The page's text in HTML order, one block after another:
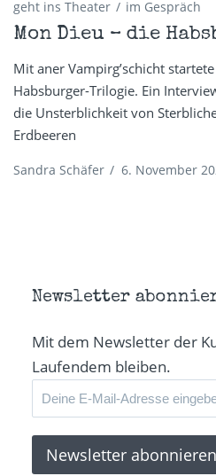
geht ins Theater im Gespräch
Mon Dieu – die
Mit aner Vampirg’schicht
Habsburger-Trilogie. Ein
die Unsterblichkeit von
Erdbeeren
Sandra Schäfer / 6. November
Newsletter
Mit dem Newsletter der
Laufendem bleiben.